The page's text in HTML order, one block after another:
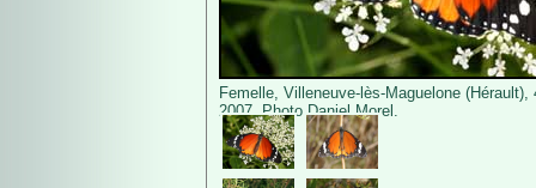
Femelle, Villeneuve-lès-Maguelone (Hérault),
2007. Photo Daniel Morel.